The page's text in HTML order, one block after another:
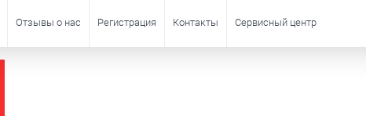
Отзывы о нас Регистрация Контакты Сервисный центр